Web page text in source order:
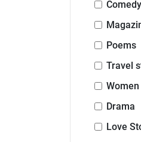
Poems
Travel
Drama
Love